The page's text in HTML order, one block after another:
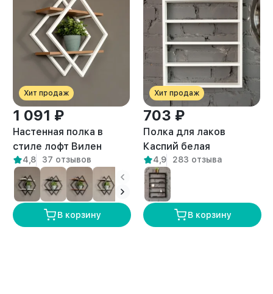
Хит продаж
1 091 ₽
Настенная полка в
стиле лофт Вилен
белый/амаретто
4,8 37 отзывов
В корзину
Хит продаж
703 ₽
Полка для лаков
Каспий белая
4,9 283 отзыва
В корзину